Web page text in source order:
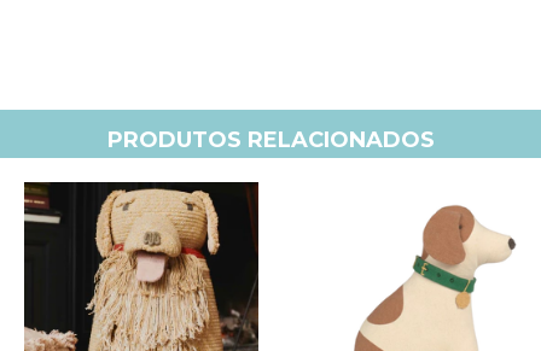
PRODUTOS RELACIONADOS